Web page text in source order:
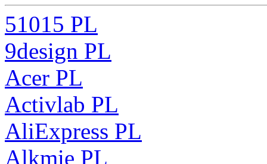
51015 PL
9design PL
Acer PL
Activlab PL
AliExpress PL
Alkmie PL